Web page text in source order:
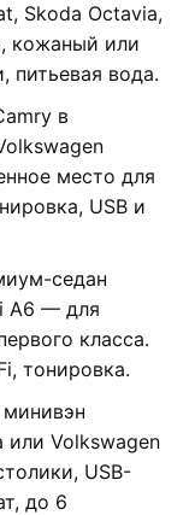
Skoda Octavia,
кожаный или
питьевая вода.
в
место для
USB и
седан
A6 — для
класса.
тонировка.
или Volkswagen
USB-
до 6